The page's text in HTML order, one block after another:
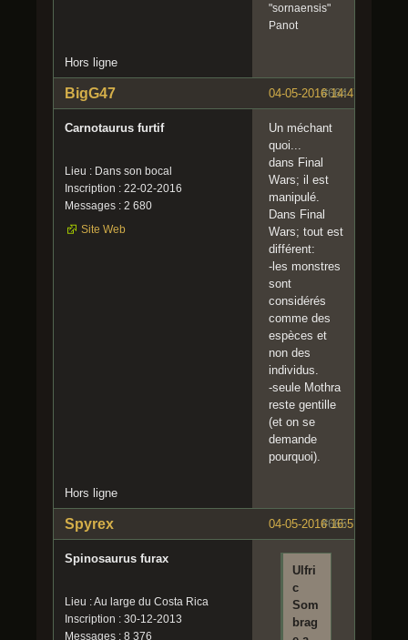
"sornaensis"
Panot
Hors ligne
#664
04-05-2016 14:47:28
BigG47
Carnotaurus furtif
Lieu : Dans son bocal
Inscription : 22-02-2016
Messages : 2 680
Site Web
Un méchant
quoi...
dans Final
Wars; il est
manipulé.
Dans Final
Wars; tout est
différent:
-les monstres
sont
considérés
comme des
espèces et
non des
individus.
-seule Mothra
reste gentille
(et on se
demande
pourquoi).
Hors ligne
#665
04-05-2016 16:57:31
Spyrex
Spinosaurus furax
Lieu : Au large du Costa Rica
Inscription : 30-12-2013
Messages : 8 376
Ulfri
c
Som
brag